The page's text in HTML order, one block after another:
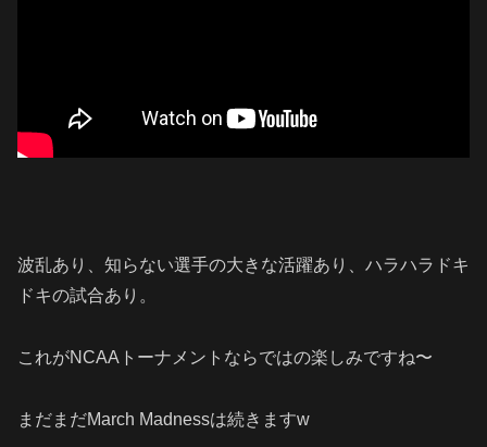
波乱あり、知らない選手の大きな活躍あり、ハラハラドキ
ドキの試合あり。
これがNCAAトーナメントならではの楽しみですね〜
まだまだMarch Madnessは続きますw